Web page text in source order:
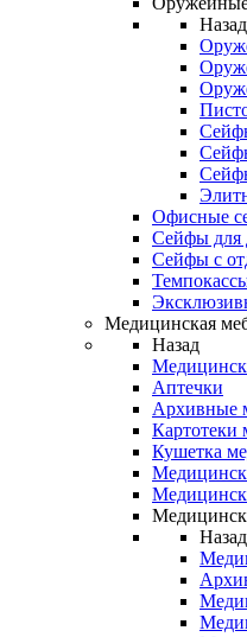
Назад
Офисные
Сейфы для
Сейфы с
Медицинская
Назад
Аптечки
Архивные
Картотеки
Кушетка
Назад